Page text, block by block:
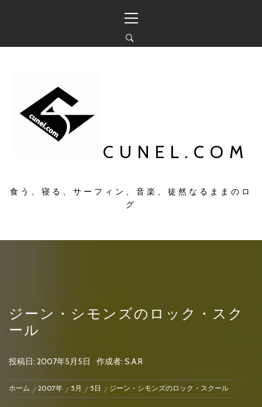
ン
イ
ン
メ
CUNEL.COM
食う、寝る、サーフィン、音楽、徒然なるままのロ
グ
ジーン・シモンズのロック・スク
ール
投稿日: 2007年5月5日 作成者: S.A.R
ホーム 2007年 5月 5日 ジーン・シモンズのロック・スクール